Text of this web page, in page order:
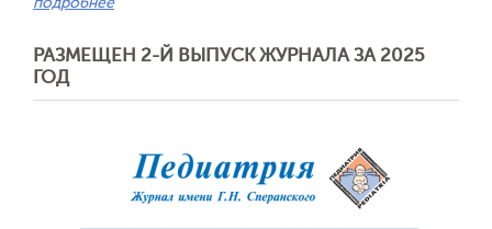
РАЗМЕЩЕН 2-Й ВЫПУСК ЖУРНАЛА ЗА 2025
ГОД